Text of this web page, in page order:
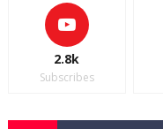
2.8k
Subscribes